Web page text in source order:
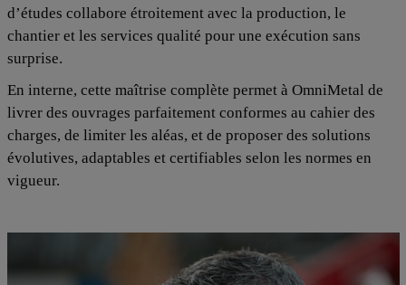
d’études collabore étroitement avec la production, le
chantier et les services qualité pour une exécution sans
surprise.
En interne, cette maîtrise complète permet à OmniMetal de
livrer des ouvrages parfaitement conformes au cahier des
charges, de limiter les aléas, et de proposer des solutions
évolutives, adaptables et certifiables selon les normes en
vigueur.